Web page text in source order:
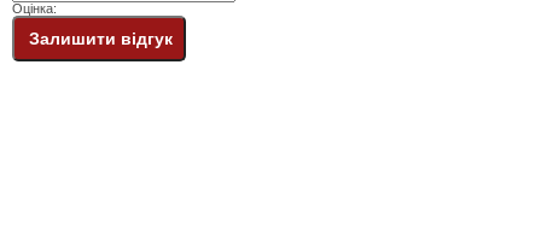
Оцінка:
Залишити відгук